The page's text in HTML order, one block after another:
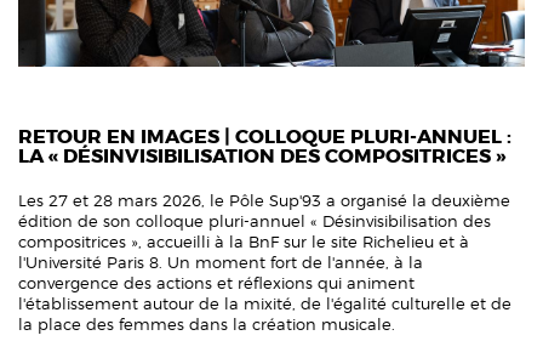
INFOS PRATIQUES
RETOUR EN IMAGES | COLLOQUE PLURI-ANNUEL :
LA « DÉSINVISIBILISATION DES COMPOSITRICES »
Les 27 et 28 mars 2026, le Pôle Sup'93 a organisé la deuxième
édition de son colloque pluri-annuel « Désinvisibilisation des
compositrices », accueilli à la BnF sur le site Richelieu et à
l'Université Paris 8. Un moment fort de l'année, à la
convergence des actions et réflexions qui animent
l'établissement autour de la mixité, de l'égalité culturelle et de
la place des femmes dans la création musicale.